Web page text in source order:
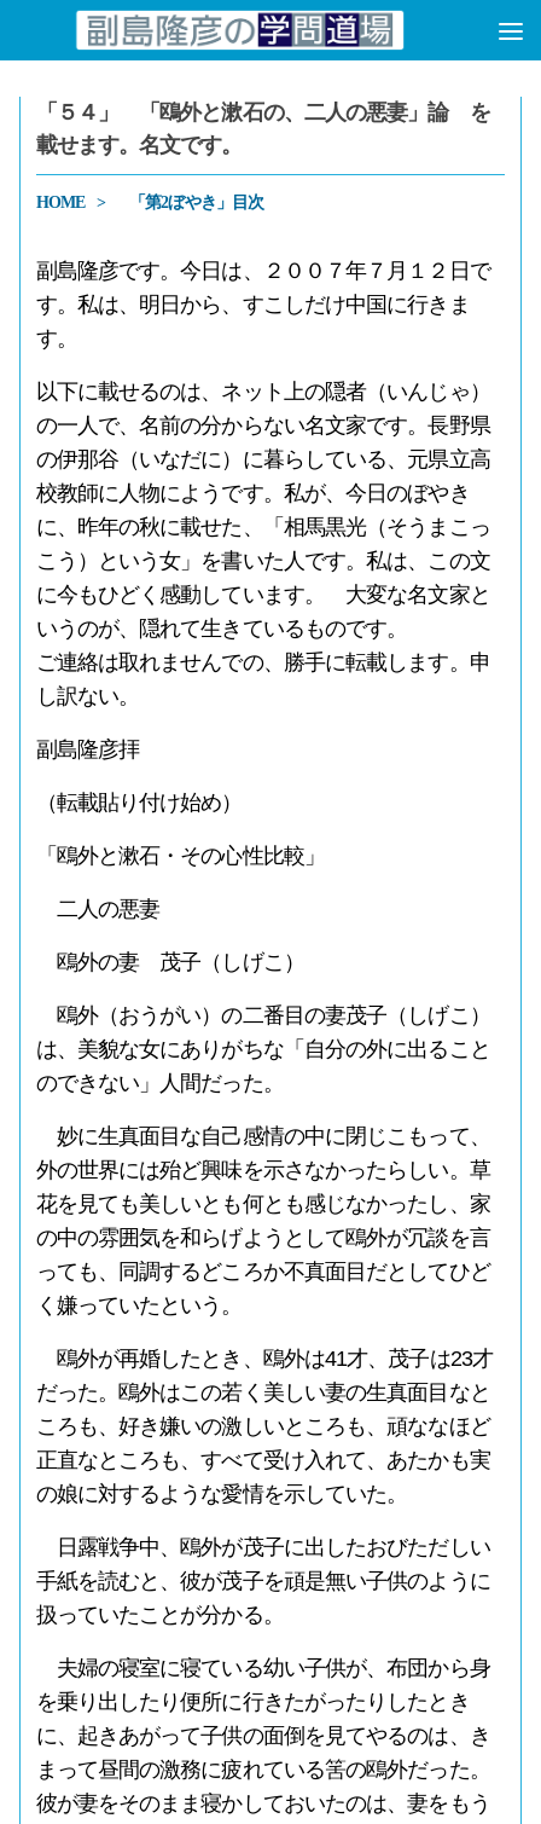
コンテンツへスキップ
「５４」 「鴎外と漱石の、二人の悪妻」論 を
載せます。名文です。
HOME 「第2ぼやき」目次
副島隆彦です。今日は、２００７年７月１２日で
す。私は、明日から、すこしだけ中国に行きま
す。
以下に載せるのは、ネット上の隠者（いんじゃ）
の一人で、名前の分からない名文家です。長野県
の伊那谷（いなだに）に暮らしている、元県立高
校教師に人物にようです。私が、今日のぼやき
に、昨年の秋に載せた、「相馬黒光（そうまこっ
こう）という女」を書いた人です。私は、この文
に今もひどく感動しています。 大変な名文家と
いうのが、隠れて生きているものです。
ご連絡は取れませんでの、勝手に転載します。申
し訳ない。
副島隆彦拝
（転載貼り付け始め）
「鴎外と漱石・その心性比較」
二人の悪妻
鴎外の妻 茂子（しげこ）
鴎外（おうがい）の二番目の妻茂子（しげこ）
は、美貌な女にありがちな「自分の外に出ること
のできない」人間だった。
妙に生真面目な自己感情の中に閉じこもって、
外の世界には殆ど興味を示さなかったらしい。草
花を見ても美しいとも何とも感じなかったし、家
の中の雰囲気を和らげようとして鴎外が冗談を言
っても、同調するどころか不真面目だとしてひど
く嫌っていたという。
鴎外が再婚したとき、鴎外は41才、茂子は23才
だった。鴎外はこの若く美しい妻の生真面目なと
ころも、好き嫌いの激しいところも、頑ななほど
正直なところも、すべて受け入れて、あたかも実
の娘に対するような愛情を示していた。
日露戦争中、鴎外が茂子に出したおびただしい
手紙を読むと、彼が茂子を頑是無い子供のように
扱っていたことが分かる。
夫婦の寝室に寝ている幼い子供が、布団から身
を乗り出したり便所に行きたがったりしたとき
に、起きあがって子供の面倒を見てやるのは、き
まって昼間の激務に疲れている筈の鴎外だった。
彼が妻をそのまま寝かしておいたのは、妻をもう